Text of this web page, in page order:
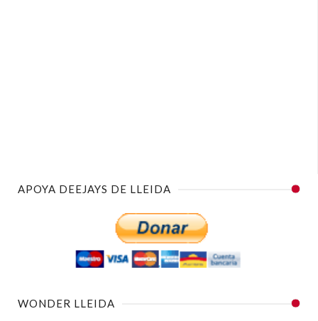
APOYA DEEJAYS DE LLEIDA
WONDER LLEIDA